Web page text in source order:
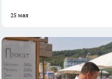
25 мая